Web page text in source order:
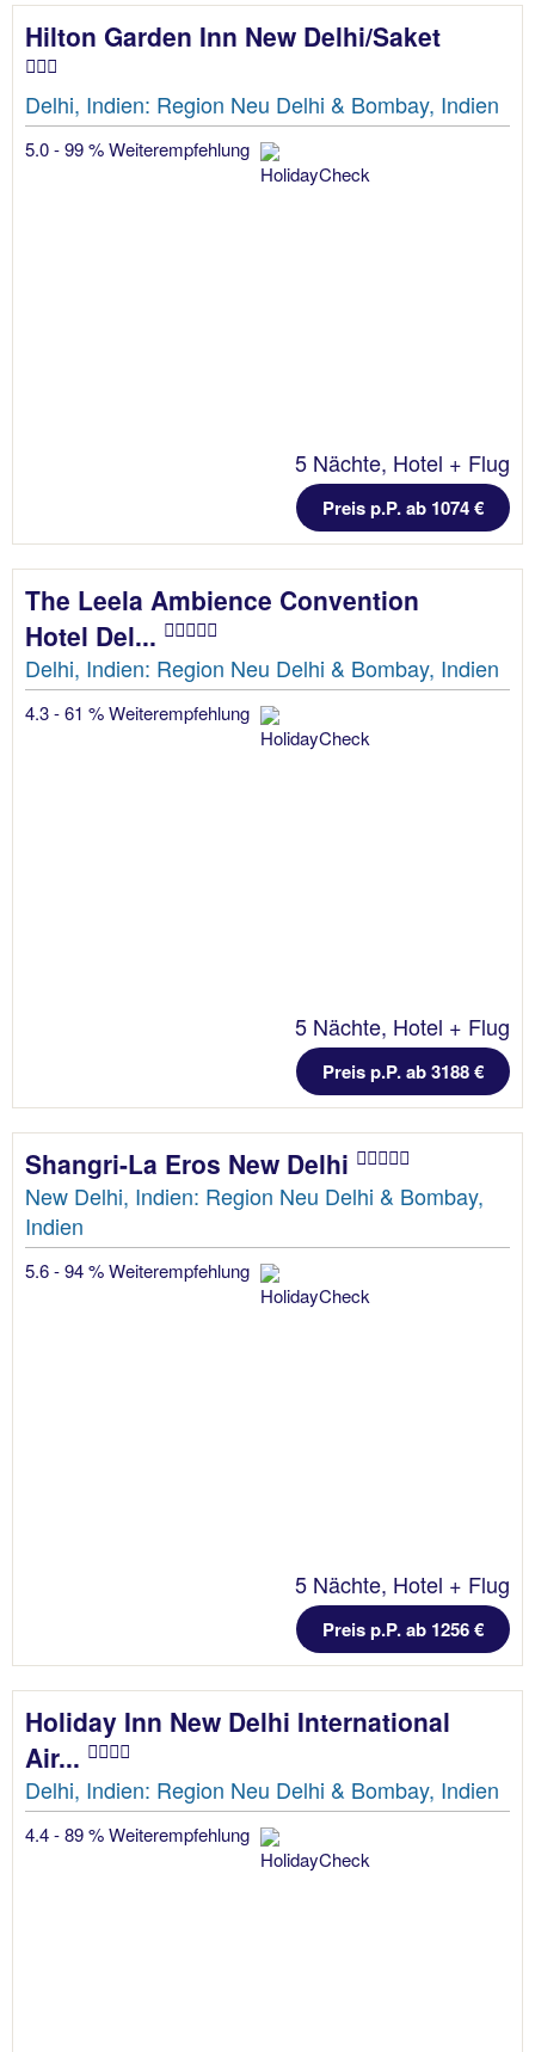
Hilton Garden Inn New Delhi/Saket
Delhi, Indien: Region Neu Delhi & Bombay, Indien
5.0 - 99 % Weiterempfehlung
5 Nächte, Hotel + Flug
Preis p.P. ab 1074 €
The Leela Ambience Convention
Hotel Del...
Delhi, Indien: Region Neu Delhi & Bombay, Indien
4.3 - 61 % Weiterempfehlung
5 Nächte, Hotel + Flug
Preis p.P. ab 3188 €
Shangri-La Eros New Delhi
New Delhi, Indien: Region Neu Delhi & Bombay,
Indien
5.6 - 94 % Weiterempfehlung
5 Nächte, Hotel + Flug
Preis p.P. ab 1256 €
Holiday Inn New Delhi International
Air...
Delhi, Indien: Region Neu Delhi & Bombay, Indien
4.4 - 89 % Weiterempfehlung